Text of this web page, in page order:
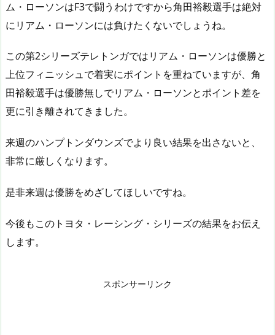
ム・ローソンはF3で闘うわけですから角田裕毅選手は絶対
にリアム・ローソンには負けたくないでしょうね。
この第2シリーズテレトンガではリアム・ローソンは優勝と
上位フィニッシュで着実にポイントを重ねていますが、角
田裕毅選手は優勝無しでリアム・ローソンとポイント差を
更に引き離されてきました。
来週のハンプトンダウンズでより良い結果を出さないと、
非常に厳しくなります。
是非来週は優勝をめざしてほしいですね。
今後もこのトヨタ・レーシング・シリーズの結果をお伝え
します。
スポンサーリンク